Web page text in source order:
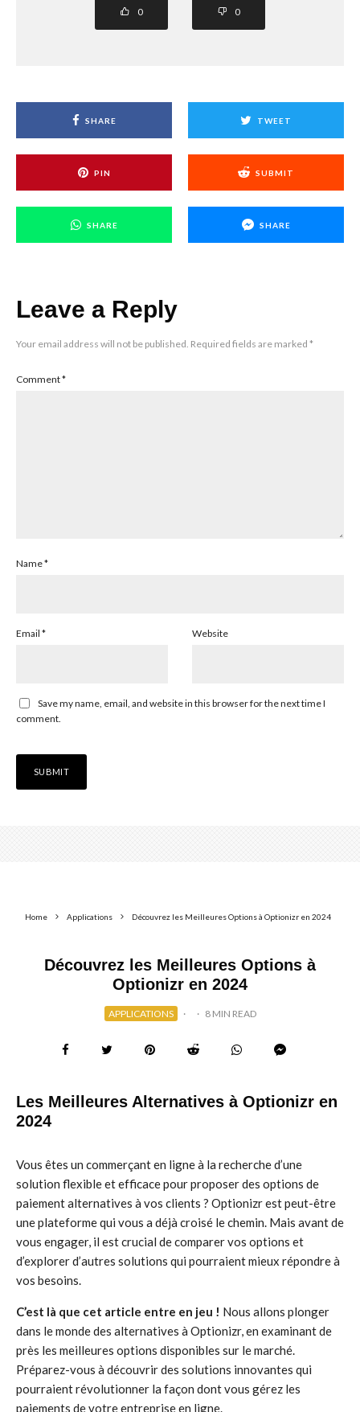
0 0
SHARE TWEET
PIN SUBMIT
SHARE SHARE
Leave a Reply
Your email address will not be published. Required fields are marked *
Comment*
Name*
Email * Website
Save my name, email, and website in this browser for the next time I
comment.
Home Applications Découvrez les Meilleures Options à Optionizr en 2024
Découvrez les Meilleures Options à
Optionizr en 2024
APPLICATIONS · · 8 MIN READ
Les Meilleures Alternatives à Optionizr en
2024
Vous êtes un commerçant en ligne à la recherche d’une
solution flexible et efficace pour proposer des options de
paiement alternatives à vos clients ? Optionizr est peut-être
une plateforme qui vous a déjà croisé le chemin. Mais avant de
vous engager, il est crucial de comparer vos options et
d’explorer d’autres solutions qui pourraient mieux répondre à
vos besoins.
C’est là que cet article entre en jeu ! Nous allons plonger
dans le monde des alternatives à Optionizr, en examinant de
près les meilleures options disponibles sur le marché.
Préparez-vous à découvrir des solutions innovantes qui
pourraient révolutionner la façon dont vous gérez les
paiements de votre entreprise en ligne.